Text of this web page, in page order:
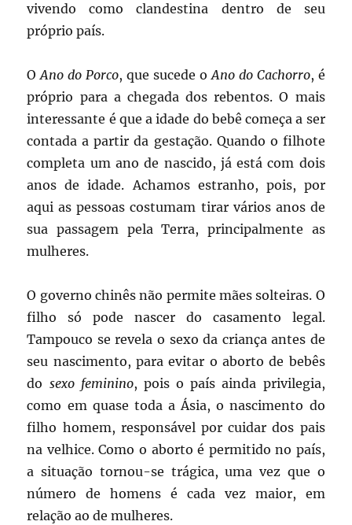
vivendo como clandestina dentro de seu
próprio país.
OAno do Porco, que sucede oAno do Cachorro, é
próprio para a chegada dos rebentos. O mais
interessante é que a idade do bebê começa a ser
contada a partir da gestação. Quando o filhote
completa um ano de nascido, já está com dois
anos de idade. Achamos estranho, pois, por
aqui as pessoas costumam tirar vários anos de
sua passagem pela Terra, principalmente as
mulheres.
O governo chinês não permite mães solteiras. O
filho só pode nascer do casamento legal.
Tampouco se revela o sexo da criança antes de
seu nascimento, para evitar o aborto de bebês
do sexo feminino, pois o país ainda privilegia,
como em quase toda a Ásia, o nascimento do
filho homem, responsável por cuidar dos pais
na velhice. Como o aborto é permitido no país,
a situação tornou-se trágica, uma vez que o
número de homens é cada vez maior, em
relação ao de mulheres.